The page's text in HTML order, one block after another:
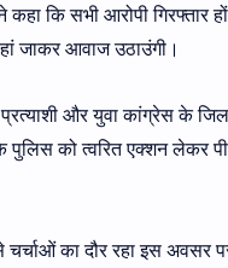
कहा कि सभी आरोपी गिरफ्तार
जाकर आवाज उठाउंगी।
और युवा कांग्रेस के
को त्वरित एक्शन लेकर
का दौर रहा इस अवसर पर